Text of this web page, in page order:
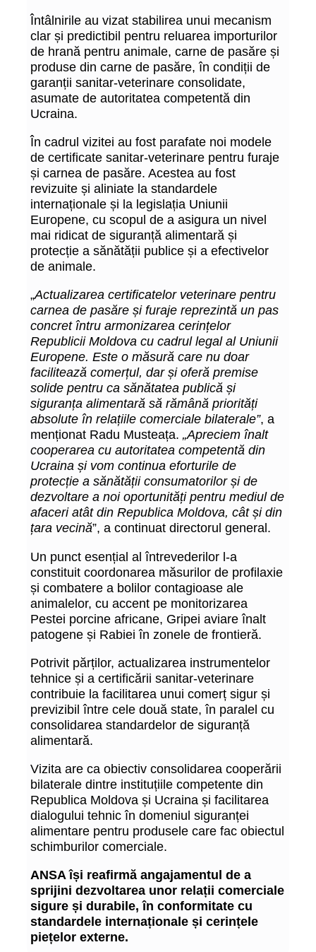
Întâlnirile au vizat stabilirea unui mecanism
clar și predictibil pentru reluarea importurilor
de hrană pentru animale, carne de pasăre și
produse din carne de pasăre, în condiții de
garanții sanitar-veterinare consolidate,
asumate de autoritatea competentă din
Ucraina.
În cadrul vizitei au fost parafate noi modele
de certificate sanitar-veterinare pentru furaje
și carnea de pasăre. Acestea au fost
revizuite și aliniate la standardele
internaționale și la legislația Uniunii
Europene, cu scopul de a asigura un nivel
mai ridicat de siguranță alimentară și
protecție a sănătății publice și a efectivelor
de animale.
„Actualizarea certificatelor veterinare pentru
carnea de pasăre și furaje reprezintă un pas
concret întru armonizarea cerințelor
Republicii Moldova cu cadrul legal al Uniunii
Europene. Este o măsură care nu doar
facilitează comerțul, dar și oferă premise
solide pentru ca sănătatea publică și
siguranța alimentară să rămână priorități
absolute în relațiile comerciale bilaterale”, a
menționat Radu Musteața. „Apreciem înalt
cooperarea cu autoritatea competentă din
Ucraina și vom continua eforturile de
protecție a sănătății consumatorilor și de
dezvoltare a noi oportunități pentru mediul de
afaceri atât din Republica Moldova, cât și din
țara vecină”, a continuat directorul general.
Un punct esențial al întrevederilor l-a
constituit coordonarea măsurilor de profilaxie
și combatere a bolilor contagioase ale
animalelor, cu accent pe monitorizarea
Pestei porcine africane, Gripei aviare înalt
patogene și Rabiei în zonele de frontieră.
Potrivit părților, actualizarea instrumentelor
tehnice și a certificării sanitar-veterinare
contribuie la facilitarea unui comerț sigur și
previzibil între cele două state, în paralel cu
consolidarea standardelor de siguranță
alimentară.
Vizita are ca obiectiv consolidarea cooperării
bilaterale dintre instituțiile competente din
Republica Moldova și Ucraina și facilitarea
dialogului tehnic în domeniul siguranței
alimentare pentru produsele care fac obiectul
schimburilor comerciale.
ANSA își reafirmă angajamentul de a
sprijini dezvoltarea unor relații comerciale
sigure și durabile, în conformitate cu
standardele internaționale și cerințele
piețelor externe.